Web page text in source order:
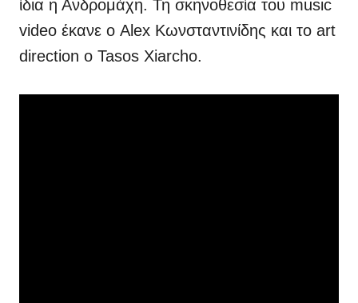
ίδια η Ανδρομάχη. Τη σκηνοθεσία του music
video έκανε ο Alex Κωνσταντινίδης και το art
direction ο Tasos Xiarcho.